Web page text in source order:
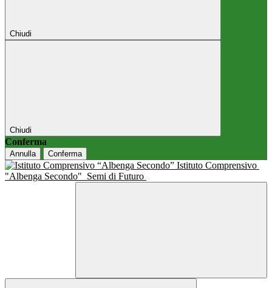
Chiudi
Chiudi
Conferma
Annulla Conferma
Istituto Comprensivo
"Albenga Secondo" Semi di Futuro